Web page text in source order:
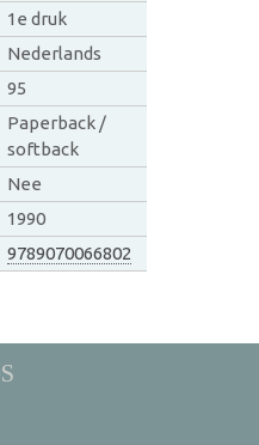
1e druk
Nederlands
95
Paperback /
softback
Nee
1990
9789070066802